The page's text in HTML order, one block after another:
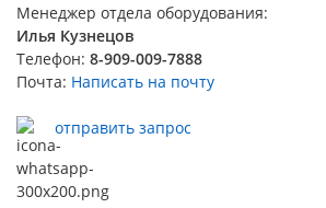
Менеджер отдела оборудования:
Илья Кузнецов
Телефон: 8-909-009-7888
Почта: Написать на почту
отправить запрос